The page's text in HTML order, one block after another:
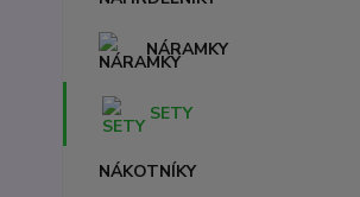
NÁRAMKY
SETY
NÁKOTNÍKY